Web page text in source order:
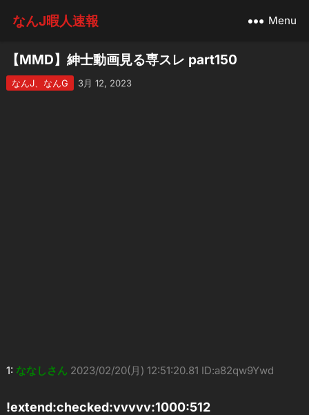
なんJ暇人速報 Menu
【MMD】紳士動画見る専スレ part150
なんJ、なんG 3月 12, 2023
1: ななしさん 2023/02/20(月) 12:51:20.81 ID:a82qw9Ywd
!extend:checked:vvvvv:1000:512